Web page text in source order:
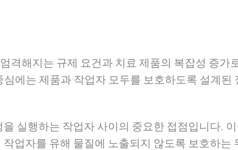
격해지는 규제 요건과 치료 제품의 복잡성 증가
에는 제품과 작업자 모두를 보호하도록 설계된
실행하는 작업자 사이의 중요한 접점입니다. 이
업자를 유해 물질에 노출되지 않도록 보호하는